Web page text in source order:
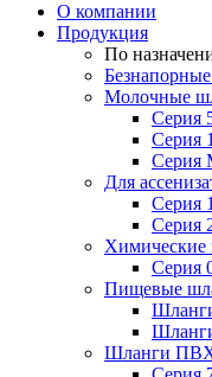
О компании
Продукция
По
Молочные
Серия
Серия
Серия
Для
Серия
Серия
Серия
Пищевые
Шланги